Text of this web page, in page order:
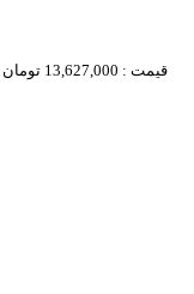
قیمت : 13,627,000 تومان